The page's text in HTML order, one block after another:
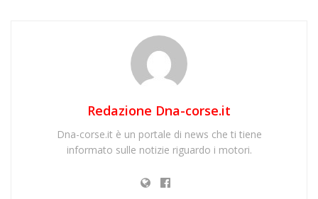
Redazione Dna-corse.it
Dna-corse.it è un portale di news che ti tiene
informato sulle notizie riguardo i motori.